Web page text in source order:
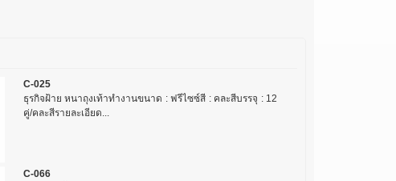
C-025
ธุรกิจฝ้าย หนาถุงเท้าทำงานขนาด : ฟรีไซซ์สี : คละสีบรรจุ : 12
คู่/คละสีรายละเอียด...
C-066